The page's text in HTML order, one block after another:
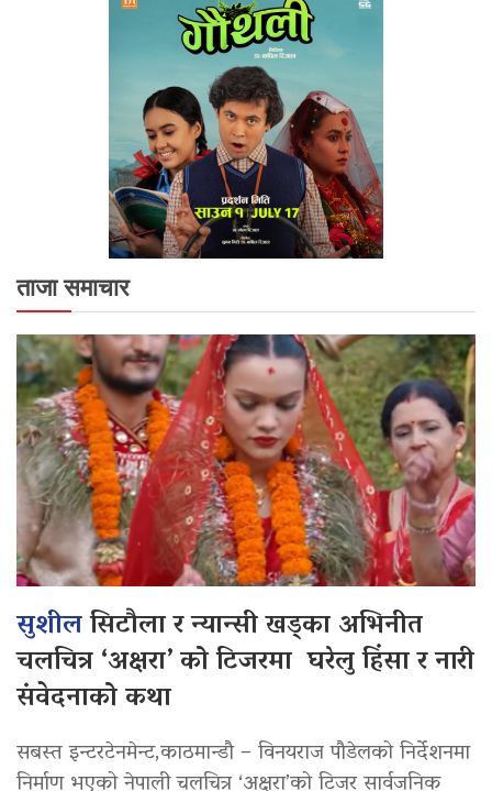
ताजा समाचार
सुशीलसिटौला र न्यान्सी खड्का अभिनीत
चलचित्र ‘अक्षरा’ को टिजरमा घरेलु हिंसा र नारी
संवेदनाको कथा
सबस्त इन्टरटेनमेन्ट,काठमान्डौ – विनयराज पौडेलको निर्देशनमा